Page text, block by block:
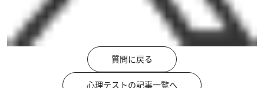
質問に戻る
心理テストの記事一覧へ